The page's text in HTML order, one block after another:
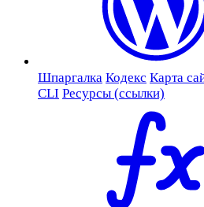
Шпаргалка Кодекс Карта
CLI Ресурсы (ссылки)